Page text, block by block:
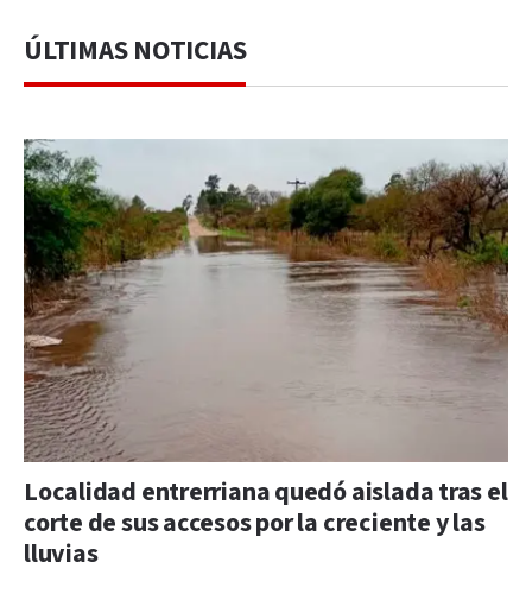
ÚLTIMAS NOTICIAS
Localidad entrerriana quedó aislada tras el
corte de sus accesos por la creciente y las
lluvias